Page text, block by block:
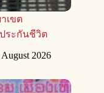
เขต
ระกันชีวิต
August 2026